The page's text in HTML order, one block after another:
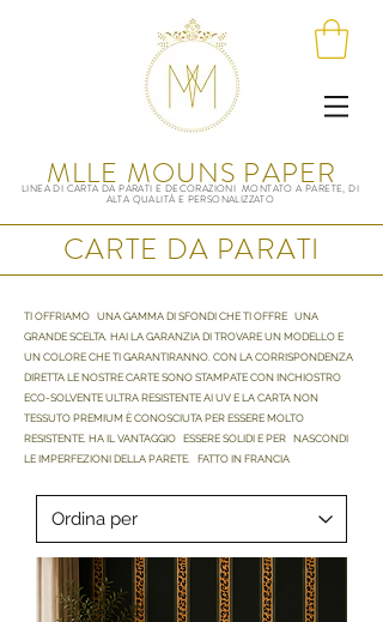
MLLE MOUNS PAPER
LINEA DI CARTA DA PARATI E DECORAZIONI MONTATO A PARETE, DI
ALTA QUALITÀ E PERSONALIZZATO
CARTE DA PARATI
TI OFFRIAMO UNA GAMMA DI SFONDI CHE TI OFFRE UNA
GRANDE SCELTA. HAI LA GARANZIA DI TROVARE UN MODELLO E
UN COLORE CHE TI GARANTIRANNO. CON LA CORRISPONDENZA
DIRETTA LE NOSTRE CARTE SONO STAMPATE CON INCHIOSTRO
ECO-SOLVENTE ULTRA RESISTENTE AI UV E LA CARTA NON
TESSUTO PREMIUM È CONOSCIUTA PER ESSERE MOLTO
RESISTENTE. HA IL VANTAGGIO ESSERE SOLIDI E PER NASCONDI
LE IMPERFEZIONI DELLA PARETE.
FATTO IN FRANCIA